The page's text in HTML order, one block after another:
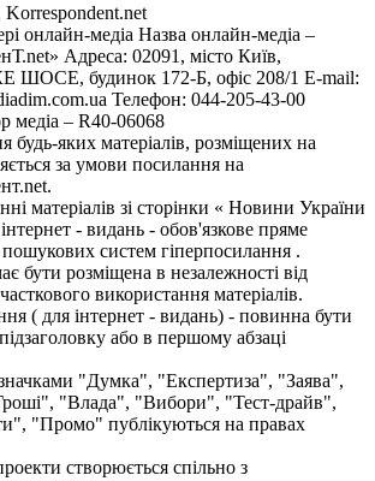
онлайн-медіа Назва онлайн-медіа –
Адреса: 02091, місто Київ,
ШОСЕ, будинок 172-Б, офіс 208/1 E-mail:
Телефон: 044-205-43-00
медіа – R40-06068
будь-яких матеріалів, розміщених на
за умови посилання на
матеріалів зі сторінки « Новини України
інтернет - видань - обов'язкове пряме
пошукових систем гіперпосилання .
бути розміщена в незалежності від
використання матеріалів.
( для інтернет - видань) - повинна бути
або в першому абзаці
"Думка", "Експертиза", "Заява",
"Влада", "Вибори", "Тест-драйв",
"Промо" публікуються на правах
створюється спільно з